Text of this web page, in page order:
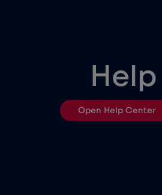
Open Help Center